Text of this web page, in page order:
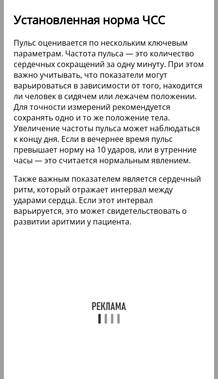
Установленная норма ЧСС
Пульс оценивается по нескольким ключевым
параметрам. Частота пульса — это количество
сердечных сокращений за одну минуту. При этом
важно учитывать, что показатели могут
варьироваться в зависимости от того, находится
ли человек в сидячем или лежачем положении.
Для точности измерений рекомендуется
сохранять одно и то же положение тела.
Увеличение частоты пульса может наблюдаться
к концу дня. Если в вечернее время пульс
превышает норму на 10 ударов, или в утренние
часы — это считается нормальным явлением.
Также важным показателем является сердечный
ритм, который отражает интервал между
ударами сердца. Если этот интервал
варьируется, это может свидетельствовать о
развитии аритмии у пациента.